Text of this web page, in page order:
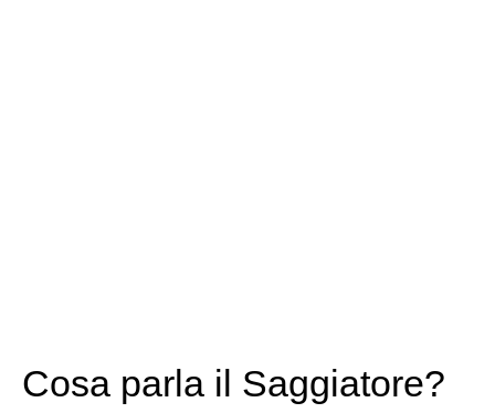
Cosa parla il Saggiatore?